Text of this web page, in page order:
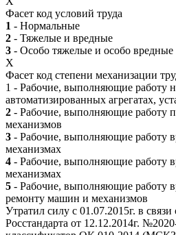
Фасет код условий труда
1 - Нормальные
2 - Тяжелые и вредные
3 - Особо тяжелые и особо вредные
X
Фасет код степени механизации
1 - Рабочие, выполняющие работу
автоматизированных агрегатах,
2 - Рабочие, выполняющие работу
механизмов
3 - Рабочие, выполняющие работу
механизмах
4 - Рабочие, выполняющие работу
механизмах
5 - Рабочие, выполняющие работу
ремонту машин и механизмов
Утратил силу с 01.07.2015г. в
Росстандарта от 12.12.2014г.